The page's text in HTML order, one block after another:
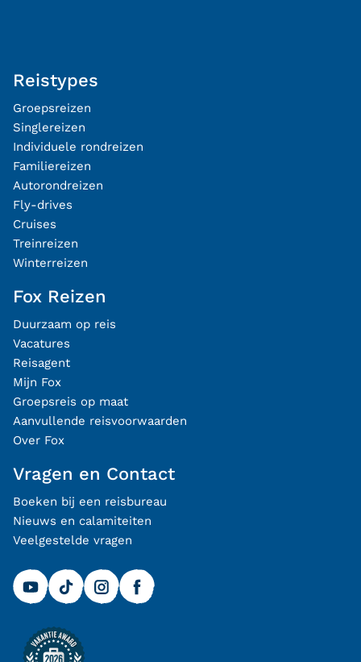
Reistypes
Groepsreizen
Singlereizen
Individuele rondreizen
Familiereizen
Autorondreizen
Fly-drives
Cruises
Treinreizen
Winterreizen
Fox Reizen
Duurzaam op reis
Vacatures
Reisagent
Mijn Fox
Groepsreis op maat
Aanvullende reisvoorwaarden
Over Fox
Vragen en Contact
Boeken bij een reisbureau
Nieuws en calamiteiten
Veelgestelde vragen